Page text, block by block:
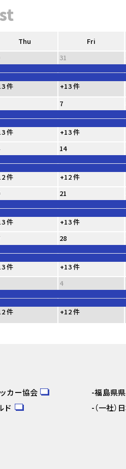
Thu Fri
31
件 +13 件
7
件 +13 件
14
件 +12 件
21
件 +13 件
28
件 +13 件
4
件 +12 件
ッカー協会
福島県
ド
（一社